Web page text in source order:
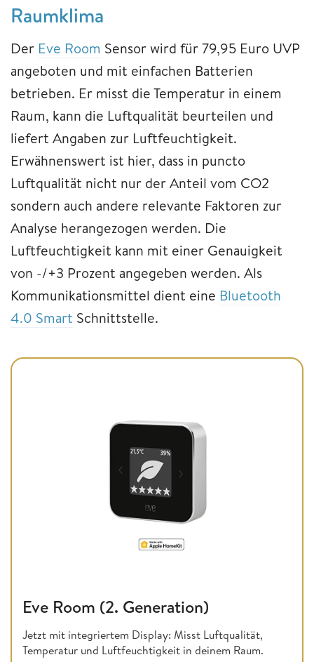
Raumklima
Der Eve Room Sensor wird für 79,95 Euro UVP
angeboten und mit einfachen Batterien
betrieben. Er misst die Temperatur in einem
Raum, kann die Luftqualität beurteilen und
liefert Angaben zur Luftfeuchtigkeit.
Erwähnenswert ist hier, dass in puncto
Luftqualität nicht nur der Anteil vom CO2
sondern auch andere relevante Faktoren zur
Analyse herangezogen werden. Die
Luftfeuchtigkeit kann mit einer Genauigkeit
von -/+3 Prozent angegeben werden. Als
Kommunikationsmittel dient eine Bluetooth
4.0 Smart Schnittstelle.
Eve Room (2. Generation)
Jetzt mit integriertem Display: Misst Luftqualität,
Temperatur und Luftfeuchtigkeit in deinem Raum.